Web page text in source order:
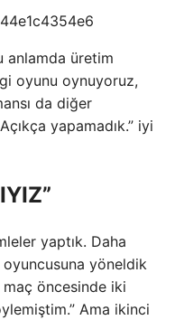
anlamda üretim
oyunu oynuyoruz,
da diğer
yapamadık.” iyi
yaptık. Daha
oyuncusuna yöneldik
maç öncesinde iki
Ama ikinci